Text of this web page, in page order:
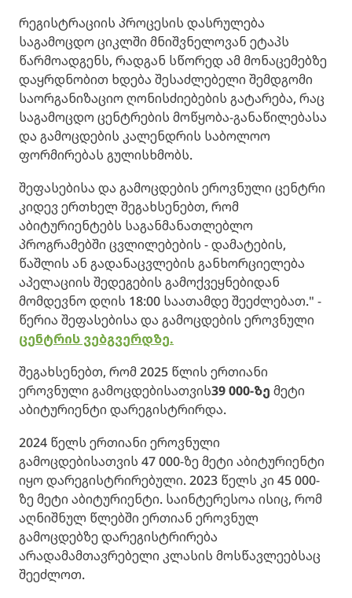
რეგისტრაციის პროცესის დასრულება
საგამოცდო ციკლში მნიშვნელოვან ეტაპს
წარმოადგენს, რადგან სწორედ ამ მონაცემებზე
დაყრდნობით ხდება შესაძლებელი შემდგომი
საორგანიზაციო ღონისძიებების გატარება, რაც
საგამოცდო ცენტრების მოწყობა-განაწილებასა
და გამოცდების კალენდრის საბოლოო
ფორმირებას გულისხმობს.
შეფასებისა და გამოცდების ეროვნული ცენტრი
კიდევ ერთხელ შეგახსენებთ, რომ
აბიტურიენტებს საგანმანათლებლო
პროგრამებში ცვლილებების - დამატების,
წაშლის ან გადანაცვლების განხორციელება
აპელაციის შედეგების გამოქვეყნებიდან
მომდევნო დღის 18:00 საათამდე შეეძლებათ." -
წერია შეფასებისა და გამოცდების ეროვნული
ცენტრის ვებგვერდზე.
შეგახსენებთ, რომ 2025 წლის ერთიანი
ეროვნული გამოცდებისათვის39 000-ზე მეტი
აბიტურიენტი დარეგისტრირდა.
2024 წელს ერთიანი ეროვნული
გამოცდებისათვის 47 000-ზე მეტი აბიტურიენტი
იყო დარეგისტრირებული. 2023 წელს კი 45 000-
ზე მეტი აბიტურიენტი. საინტერესოა ისიც, რომ
აღნიშნულ წლებში ერთიან ეროვნულ
გამოცდებზე დარეგისტრირება
არადამამთავრებელი კლასის მოსწავლეებსაც
შეეძლოთ.